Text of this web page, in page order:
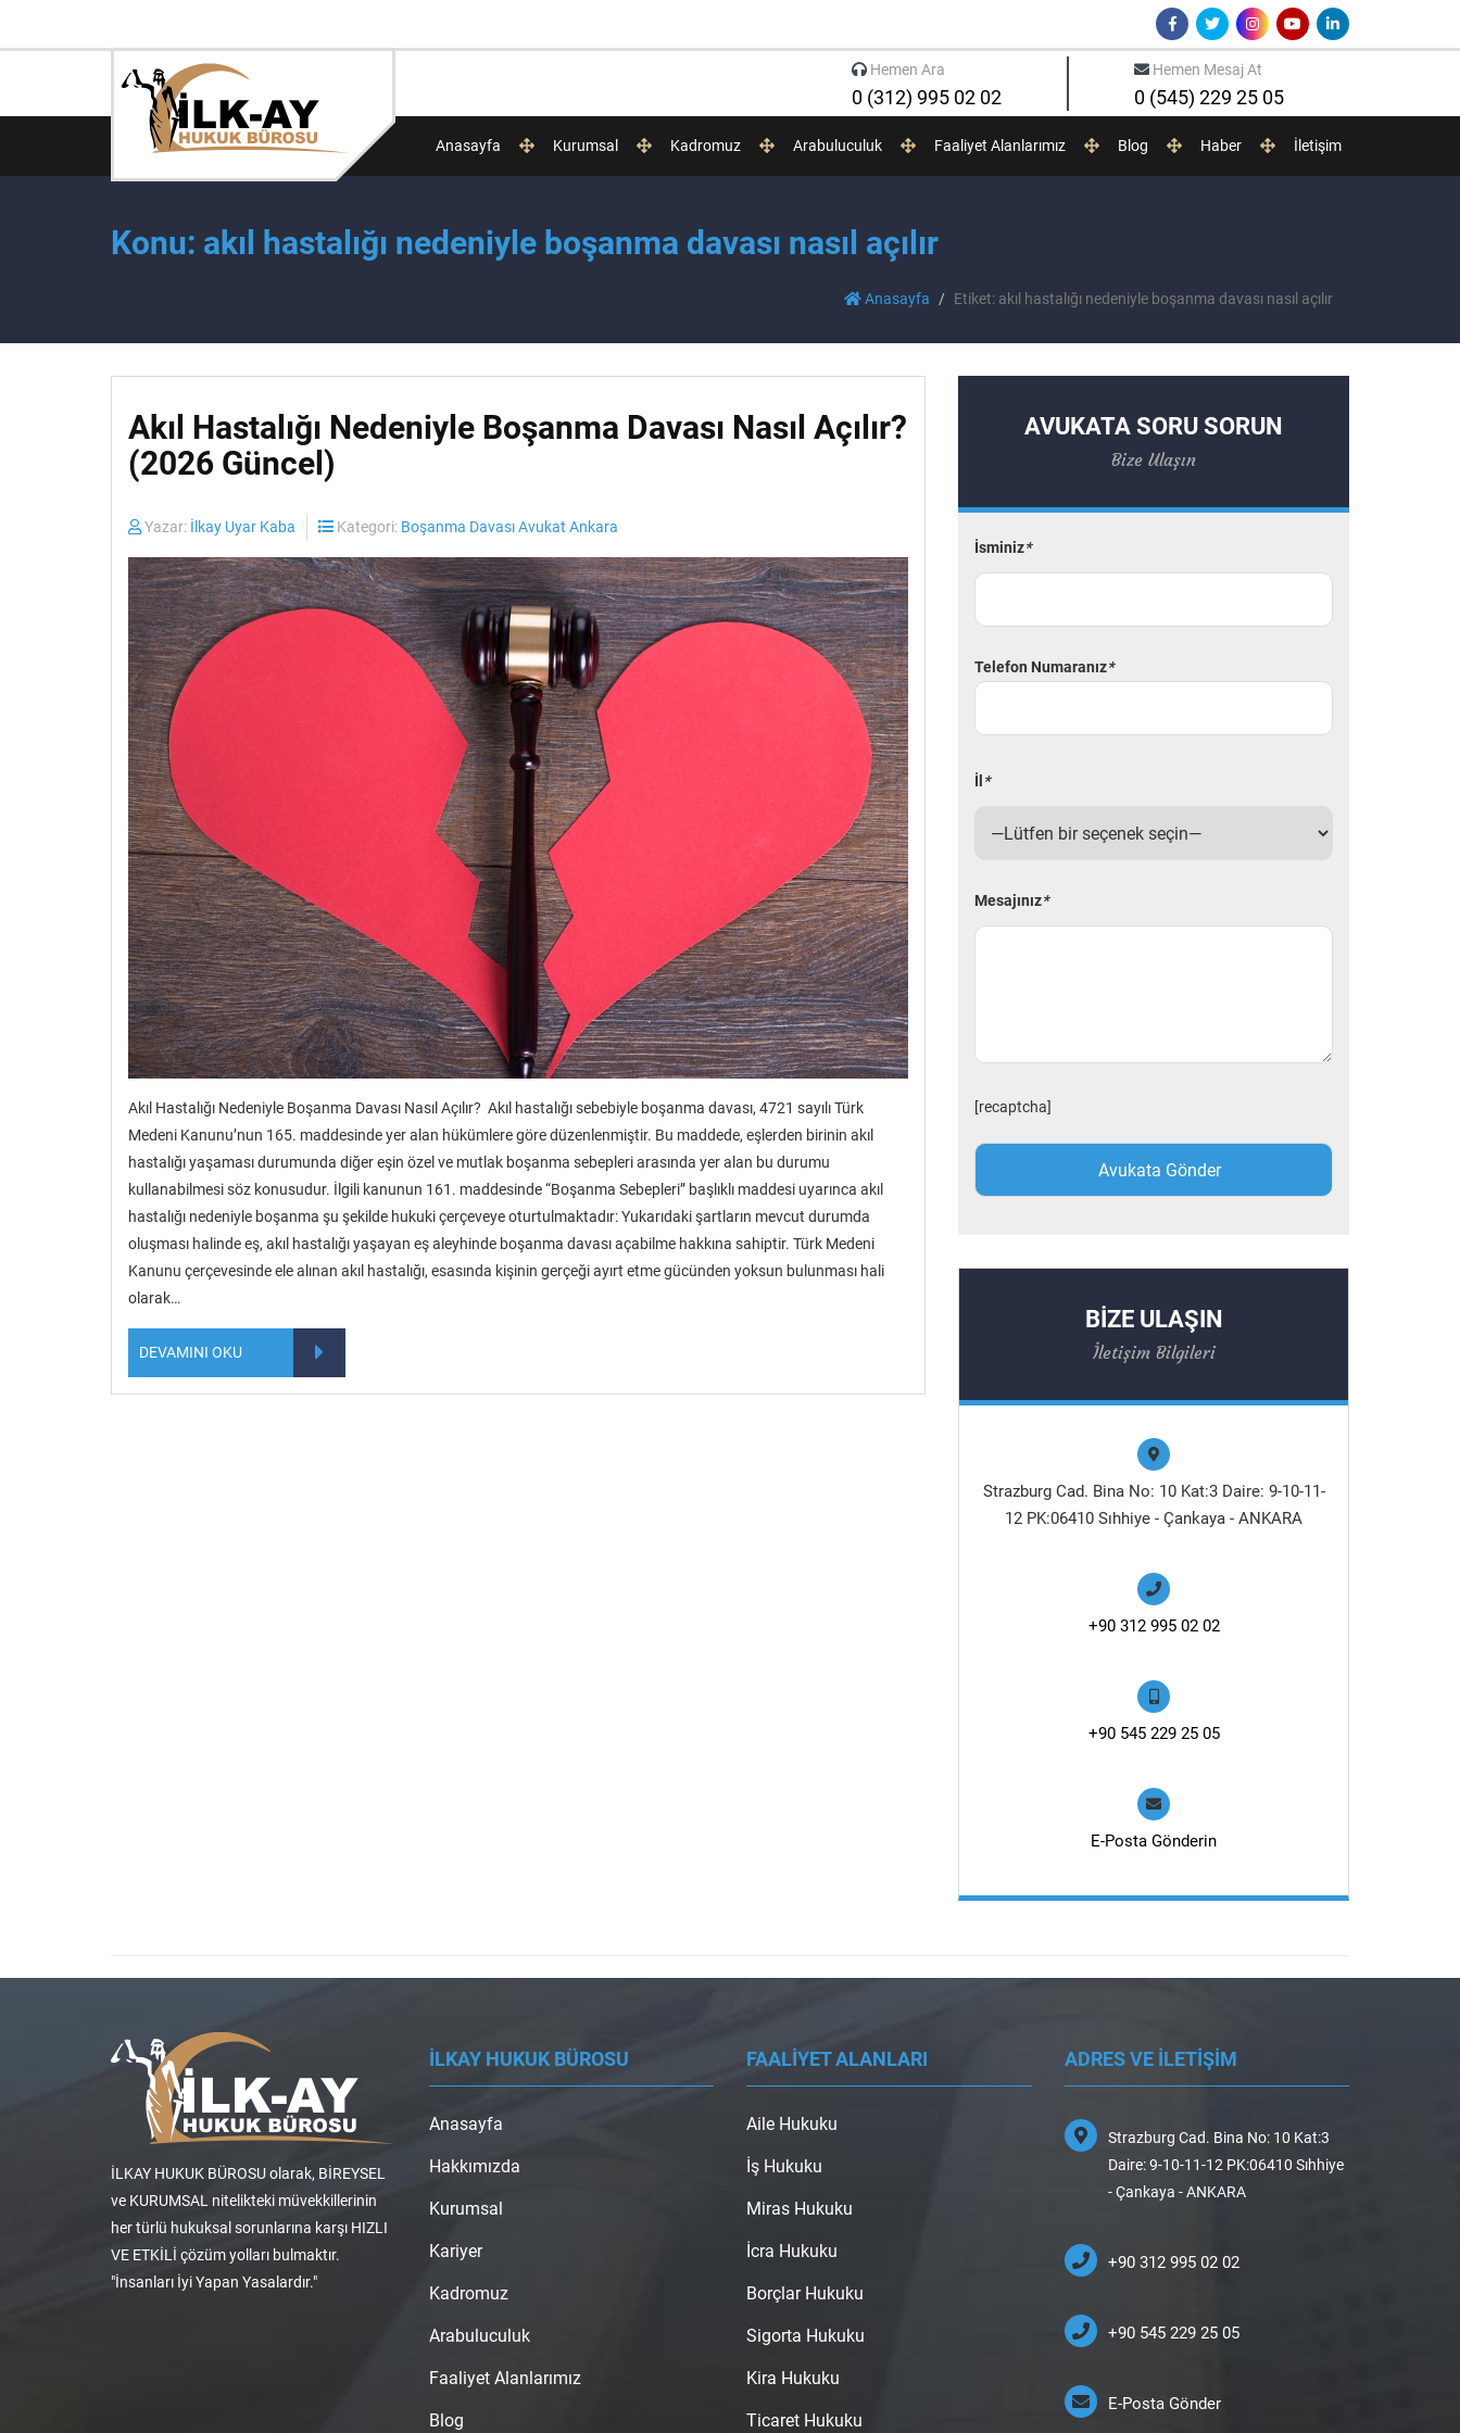
Hemen Ara
0 (312) 995 02 02
Hemen Mesaj At
0 (545) 229 25 05
Anasayfa Kurumsal Kadromuz Arabuluculuk Faaliyet Alanlarımız Blog Haber İletişim
Konu: akıl hastalığı nedeniyle boşanma davası nasıl açılır
Anasayfa Etiket: akıl hastalığı nedeniyle boşanma davası nasıl açılır
Akıl Hastalığı Nedeniyle Boşanma Davası Nasıl Açılır?
(2026 Güncel)
Yazar: İlkay Uyar Kaba Kategori: Boşanma Davası Avukat Ankara
Akıl Hastalığı Nedeniyle Boşanma Davası Nasıl Açılır? Akıl hastalığı sebebiyle boşanma davası, 4721 sayılı Türk
Medeni Kanunu’nun 165. maddesinde yer alan hükümlere göre düzenlenmiştir. Bu maddede, eşlerden birinin akıl
hastalığı yaşaması durumunda diğer eşin özel ve mutlak boşanma sebepleri arasında yer alan bu durumu
kullanabilmesi söz konusudur. İlgili kanunun 161. maddesinde “Boşanma Sebepleri” başlıklı maddesi uyarınca akıl
hastalığı nedeniyle boşanma şu şekilde hukuki çerçeveye oturtulmaktadır: Yukarıdaki şartların mevcut durumda
oluşması halinde eş, akıl hastalığı yaşayan eş aleyhinde boşanma davası açabilme hakkına sahiptir. Türk Medeni
Kanunu çerçevesinde ele alınan akıl hastalığı, esasında kişinin gerçeği ayırt etme gücünden yoksun bulunması hali
olarak…
DEVAMINI OKU
AVUKATA SORU SORUN
Bize Ulaşın
İsminiz*
Telefon Numaranız*
İl *
Mesajınız*
[recaptcha]
BİZE ULAŞIN
İletişim Bilgileri
Strazburg Cad. Bina No: 10 Kat:3 Daire: 9-10-11-
12 PK:06410 Sıhhiye - Çankaya - ANKARA
+90 312 995 02 02
+90 545 229 25 05
E-Posta Gönderin
İLKAY HUKUK BÜROSU olarak, BİREYSEL
ve KURUMSAL nitelikteki müvekkillerinin
her türlü hukuksal sorunlarına karşı HIZLI
VE ETKİLİ çözüm yolları bulmaktır.
"İnsanları İyi Yapan Yasalardır."
İLKAY HUKUK BÜROSU
Anasayfa
Hakkımızda
Kurumsal
Kariyer
Kadromuz
Arabuluculuk
Faaliyet Alanlarımız
Blog
FAALİYET ALANLARI
Aile Hukuku
İş Hukuku
Miras Hukuku
İcra Hukuku
Borçlar Hukuku
Sigorta Hukuku
Kira Hukuku
Ticaret Hukuku
ADRES VE İLETİŞİM
Strazburg Cad. Bina No: 10 Kat:3
Daire: 9-10-11-12 PK:06410 Sıhhiye
- Çankaya - ANKARA
+90 312 995 02 02
+90 545 229 25 05
E-Posta Gönder